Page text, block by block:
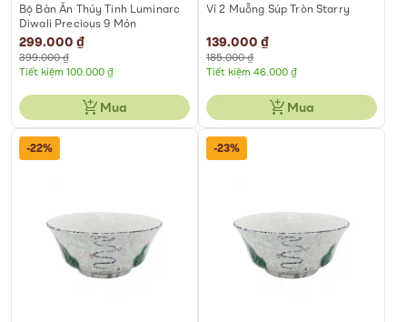
Bộ Bàn Ăn Thủy Tinh Luminarc
Diwali Precious 9 Món
Special
Price
299.000 ₫
399.000 ₫
Tiết kiệm 100.000 ₫
Mua
Vỉ 2 Muỗng Súp Tròn Starry
Special
Price
139.000 ₫
185.000 ₫
Tiết kiệm 46.000 ₫
Mua
-22% -23%